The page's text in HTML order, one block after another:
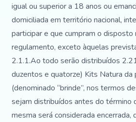
igual ou superior a 18 anos ou
domiciliada em território nacional,
participar e que cumpram o
regulamento, exceto àquelas
2.1.1.Ao todo serão distribuídos
duzentos e quatorze) Kits Natura da
(denominado “brinde”, nos termos
sejam distribuídos antes do término
mesma será considerada encerrada,